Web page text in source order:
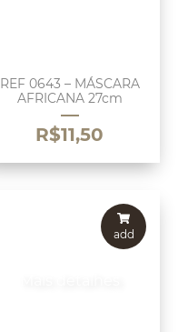
REF 0643 – MÁSCARA
AFRICANA 27cm
R$11,50
add